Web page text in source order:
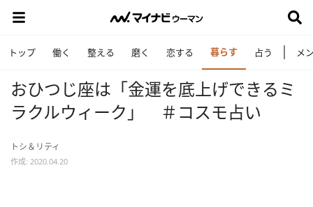
トップ 働く 整える 磨く 恋する 暮らす 占う メ
おひつじ座は「金運を底上げできるミ
ラクルウィーク」 ＃コスモ占い
トシ＆リティ
作成: 2020.04.20